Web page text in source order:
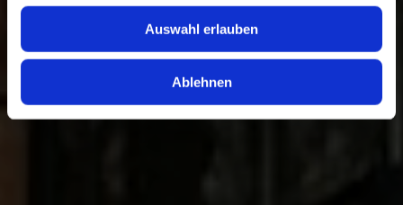
Verwendung unserer Website an unsere Partner für
soziale Medien, Werbung und Analysen weiter. Unsere
Partner führen diese Informationen möglicherweise mit
weiteren Daten zusammen, die Sie ihnen bereitgestellt
haben oder die sie im Rahmen Ihrer Nutzung der Dienste
gesammelt haben.
Auswahl erlauben
Ablehnen